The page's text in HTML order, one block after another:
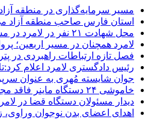
مسیر سرمایه‌گذاری در منطقه
استان فارس صاحب منطقه آزاد
محل شهادت ۲۱ نفر در لامرد در مسیر ثبت ملی قرار گرفت
لامرد همچنان در مسیر اربعین؛
فصل تازه ارتباطات راهبردی در
رئیس دادگستری لامرد اعلام
جوان شایسته مُهری به عنوان
خاموشی ۲۴ دستگاه ماینر فاقد مجوز در لامرد
دیدار مسئولان دستگاه قضا در
اهدای اعضای بدن نوجوان وراوی،